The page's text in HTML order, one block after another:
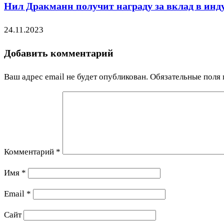
Нил Дракманн получит награду за вклад в
24.11.2023
Добавить комментарий
Ваш адрес email не будет опубликован. Обязательные
Комментарий *
Имя *
Email *
Сайт